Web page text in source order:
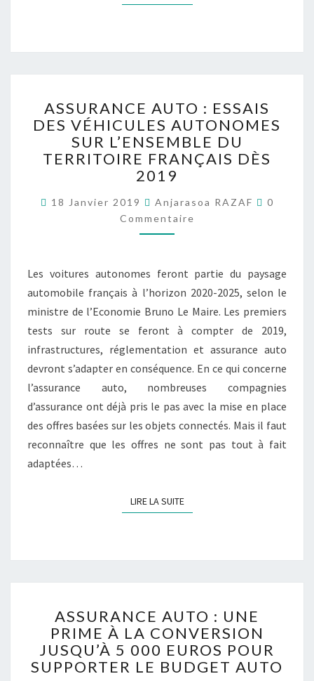
AUTO :
ESSAIS
DES
VÉHICULES
AUTONOMES
SUR
L’ENSEMBLE
DU
TERRITOIRE
2019
ASSURANCE AUTO : ESSAIS
DES VÉHICULES AUTONOMES
SUR L’ENSEMBLE DU
TERRITOIRE FRANÇAIS DÈS
2019
18 Janvier 2019 Anjarasoa RAZAF
0
Commentaire
Les voitures autonomes feront partie du paysage
automobile français à l’horizon 2020-2025, selon le
ministre de l’Economie Bruno Le Maire. Les premiers
tests sur route se feront à compter de 2019,
infrastructures, réglementation et assurance auto
devront s’adapter en conséquence. En ce qui concerne
l’assurance auto, nombreuses compagnies
d’assurance ont déjà pris le pas avec la mise en place
des offres basées sur les objets connectés. Mais il faut
reconnaître que les offres ne sont pas tout à fait
adaptées…
LIRE LA SUITELIRE LA SUITE
AUTO :
UNE
PRIME
À
ASSURANCE AUTO : UNE
PRIME À LA CONVERSION
JUSQU’À 5 000 EUROS POUR
SUPPORTER LE BUDGET AUTO